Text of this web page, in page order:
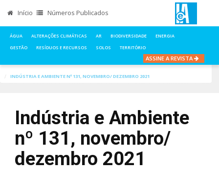
Início Números Publicados
ÁGUA ALTERAÇÕES CLIMÁTICAS AR BIODIVERSIDADE
ENERGIA
GESTÃO
RESÍDUOS E RECURSOS SOLOS TERRITÓRIO
ASSINE A REVISTA
INDÚSTRIA E AMBIENTE Nº 131, NOVEMBRO/ DEZEMBRO 2021
Indústria e Ambiente
nº 131, novembro/
dezembro 2021